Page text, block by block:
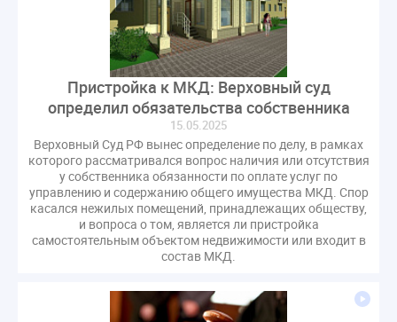
единство измерений
жалобы
жилищный надзор
закон о банкротстве
изменения в ЖК РФ
изменения в Положение
индексация
индикаторы риска
кадры
категория риска
квалифэкзамен
кворум ОСС
микрогенерация
надзор
неосновательное обогащение
непредвиденные расходы
нормотворчество
общедомовое имущество
общедомовой прибор учета
общее собрание
особенности взимания пени
Пристройка к МКД: Верховный суд
определил обязательства собственника
15.05.2025
Верховный Суд РФ вынес определение по делу, в рамках
которого рассматривался вопрос наличия или отсутствия
у собственника обязанности по оплате услуг по
управлению и содержанию общего имущества МКД. Спор
касался нежилых помещений, принадлежащих обществу,
и вопроса о том, является ли пристройка
самостоятельным объектом недвижимости или входит в
состав МКД.